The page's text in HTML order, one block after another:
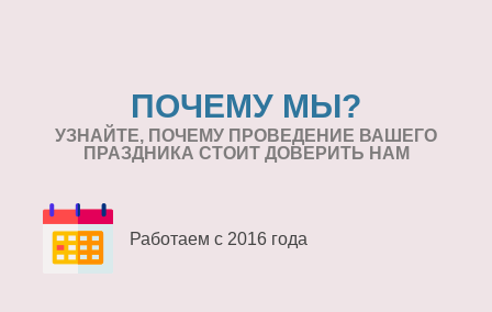
ПОЧЕМУ МЫ?
УЗНАЙТЕ, ПОЧЕМУ ПРОВЕДЕНИЕ ВАШЕГО
ПРАЗДНИКА СТОИТ ДОВЕРИТЬ НАМ
Работаем с 2016 года